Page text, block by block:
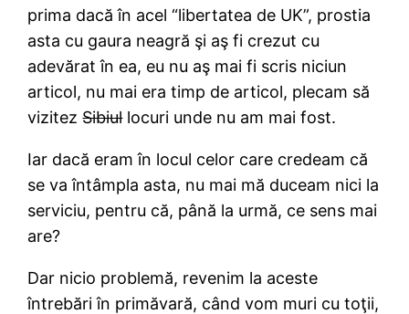
prima dacă în acel “libertatea de UK”, prostia
asta cu gaura neagră şi aş fi crezut cu
adevărat în ea, eu nu aş mai fi scris niciun
articol, nu mai era timp de articol, plecam să
vizitezSibiullocuri unde nu am mai fost.
Iar dacă eram în locul celor care credeam că
se va întâmpla asta, nu mai mă duceam nici la
serviciu, pentru că, până la urmă, ce sens mai
are?
Dar nicio problemă, revenim la aceste
întrebări în primăvară, când vom muri cu toţii,